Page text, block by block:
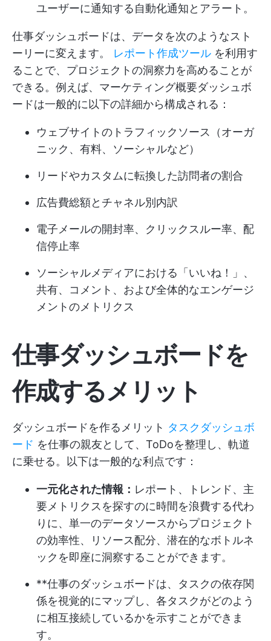
ユーザーに通知する自動化通知とアラート。
仕事ダッシュボードは、データを次のようなスト
ーリーに変えます。 レポート作成ツール を利用す
ることで、プロジェクトの洞察力を高めることが
できる。例えば、マーケティング概要ダッシュボ
ードは一般的に以下の詳細から構成される：
ウェブサイトのトラフィックソース（オーガ
ニック、有料、ソーシャルなど）
リードやカスタムに転換した訪問者の割合
広告費総額とチャネル別内訳
電子メールの開封率、クリックスルー率、配
信停止率
ソーシャルメディアにおける「いいね！」、
共有、コメント、および全体的なエンゲージ
メントのメトリクス
仕事ダッシュボードを
作成するメリット
ダッシュボードを作るメリット タスクダッシュボ
ード を仕事の親友として、ToDoを整理し、軌道
に乗せる。以下は一般的な利点です：
一元化された情報： レポート、トレンド、主
要メトリクスを探すのに時間を浪費する代わ
りに、単一のデータソースからプロジェクト
の効率性、リソース配分、潜在的なボトルネ
ックを即座に洞察することができます。
**仕事のダッシュボードは、タスクの依存関
係を視覚的にマップし、各タスクがどのよう
に相互接続しているかを示すことができま
す。